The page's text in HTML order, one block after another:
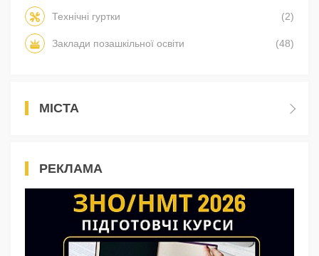
Технічні гуртки (2)
Заклади позашкільної освіти (48)
МІСТА
РЕКЛАМА